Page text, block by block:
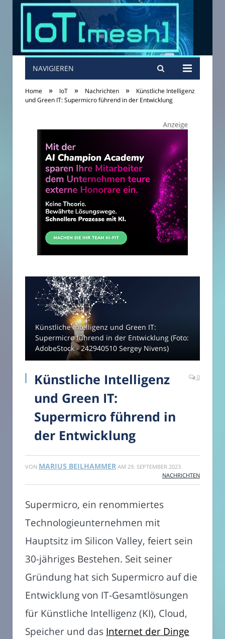
NAVIGIEREN
Home » IoT » Nachrichten »
Künstliche Intelligenz
und Green IT: Supermicro führend in der Entwicklung
Künstliche Intelligenz und Green IT:
Supermicro führend in der Entwicklung (Foto:
AdobeStock - 242940510 Sergey Nivens)
Künstliche Intelligenz
und Green IT:
Supermicro führend in
der Entwicklung
0
VON MARIUS BEILHAMMER AM 29. SEPTEMBER 2023
NACHRICHTEN
Supermicro, ein renommiertes
Technologieunternehmen mit
Hauptsitz im Silicon Valley, feiert sein
30-jähriges Bestehen. Seit seiner
Gründung hat sich Supermicro auf die
Entwicklung von IT-Gesamtlösungen
für Künstliche Intelligenz (KI), Cloud,
Speicher und das Internet der Dinge